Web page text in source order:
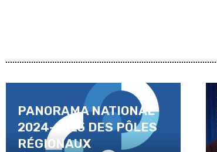
PANORAMA NATIONAL
2024-2025 DES PÔLES
RÉGIONAUX